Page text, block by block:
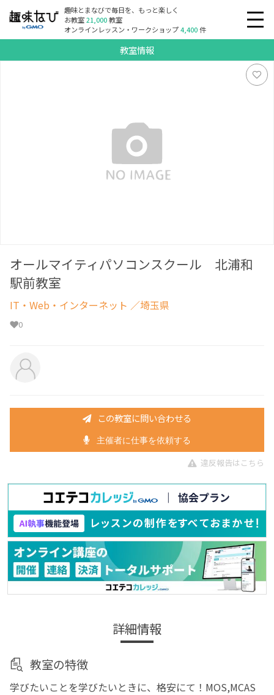
趣味とまなびで毎日を、もっと楽しく
お教室21,000教室
オンラインレッスン・ワークショップ4,400件
教室情報
オールマイティパソコンスクール 北浦和
駅前教室
IT・Web・インターネット ／埼玉県
0
この教室に問い合わせる
主催者に仕事を依頼する
違反報告はこちら
詳細情報
教室の特徴
学びたいことを学びたいときに、格安にて！MOS,MCAS